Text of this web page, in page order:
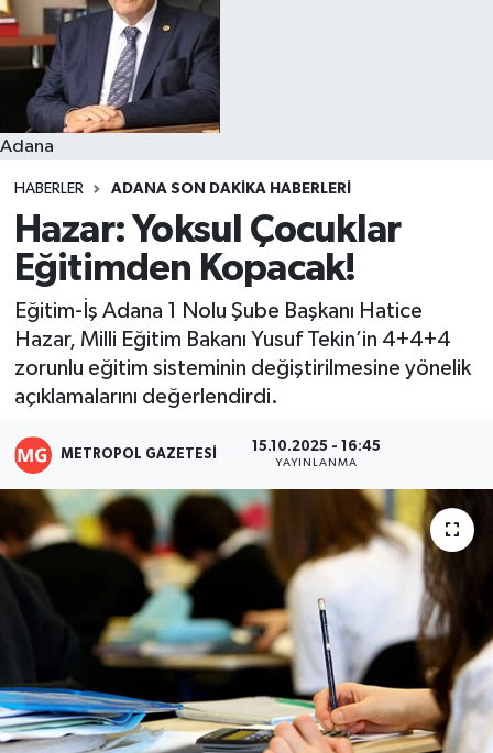
Adana
HABERLER ADANA SON DAKIKA HABERLERI
Hazar: Yoksul Çocuklar
Eğitimden Kopacak!
Eğitim-İş Adana 1 Nolu Şube Başkanı Hatice
Hazar, Milli Eğitim Bakanı Yusuf Tekin’in 4+4+4
zorunlu eğitim sisteminin değiştirilmesine yönelik
açıklamalarını değerlendirdi.
METROPOL GAZETESI 15.10.2025 - 16:45
YAYINLANMA
Resmi İlanlar